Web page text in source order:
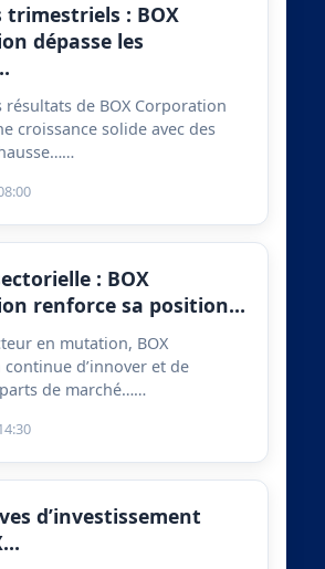
trimestriels : BOX
dépasse les
résultats de BOX Corporation
croissance solide avec des
: BOX
renforce sa position…
en mutation, BOX
d’innover et de
de marché……
d’investissement